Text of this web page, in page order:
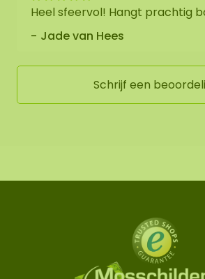
Heel sfeervol! Hangt prachtig
Jade van Hees
Schrijf een